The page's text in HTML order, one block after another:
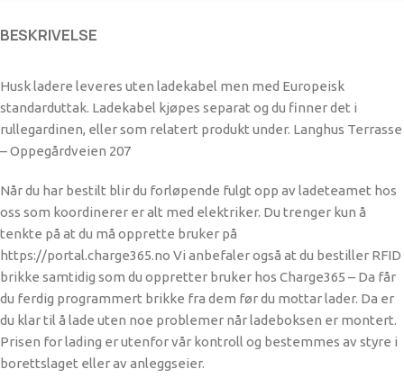
BESKRIVELSE
Husk ladere leveres uten ladekabel men med Europeisk
standarduttak. Ladekabel kjøpes separat og du finner det i
rullegardinen, eller som relatert produkt under. Langhus Terrasse
– Oppegårdveien 207
Når du har bestilt blir du forløpende fulgt opp av ladeteamet hos
oss som koordinerer er alt med elektriker. Du trenger kun å
tenkte på at du må opprette bruker på
https://portal.charge365.no Vi anbefaler også at du bestiller RFID
brikke samtidig som du oppretter bruker hos Charge365 – Da får
du ferdig programmert brikke fra dem før du mottar lader. Da er
du klar til å lade uten noe problemer når ladeboksen er montert.
Prisen for lading er utenfor vår kontroll og bestemmes av styre i
borettslaget eller av anleggseier.